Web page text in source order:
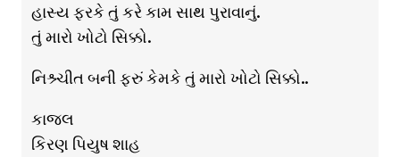
હાસ્ય ફરકે તું કરે કામ સાથ પુરાવાનું.
તું મારો ખોટો સિક્કો.
નિશ્ર્ચીત બની ફરું કેમકે તું મારો ખોટો સિક્કો..
કાજલ
કિરણ પિયુષ શાહ